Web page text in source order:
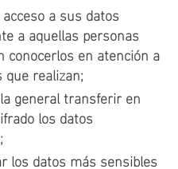
a sus datos
a aquellas personas
conocerlos en atención a
realizan;
general transferir en
los datos
los datos más sensibles